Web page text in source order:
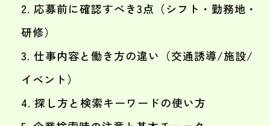
応募前に確認すべき3点（シフト・勤務地・
研修）
仕事内容と働き方の違い（交通誘導/施設/
イベント）
探し方と検索キーワードの使い方